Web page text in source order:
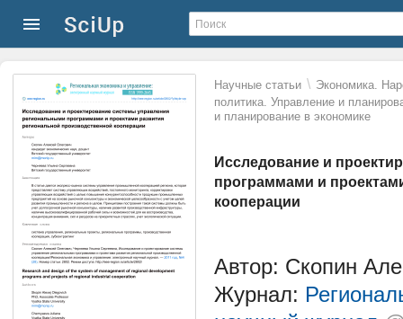
Научные статьи \ Экономика.
политика. Управление и
и планирование в экономике
Исследование и
программами и
кооперации
Автор: Скопин
Журнал: